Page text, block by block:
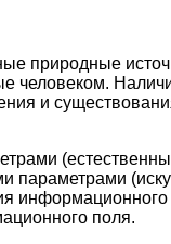
природные
человеком.
и
параметрами
поля.